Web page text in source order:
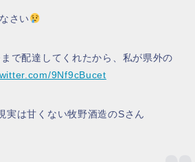
さい
で配達してくれたから、私が県外の
9Nf9cBucet
は甘くない牧野酒造のSさん